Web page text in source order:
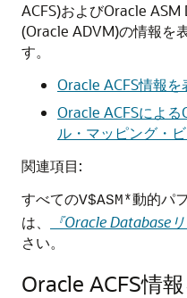
ACFS)およびOracle
(Oracle ADVM)の情報を
す。
Oracle ACFS情報
Oracle ACFSによ
ル・マッピング・
関連項目:
すべてのV$ASM*動的パ
は、
『Oracle Database
さい。
Oracle ACFS情